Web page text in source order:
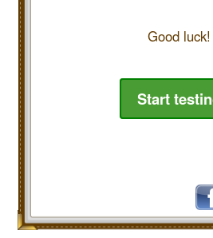
Good luck!
Start